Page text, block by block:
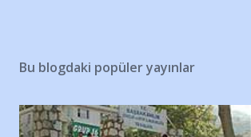
Bu blogdaki popüler yayınlar